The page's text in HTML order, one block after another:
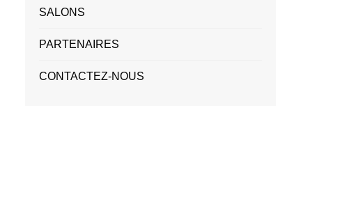
SALONS
PARTENAIRES
CONTACTEZ-NOUS